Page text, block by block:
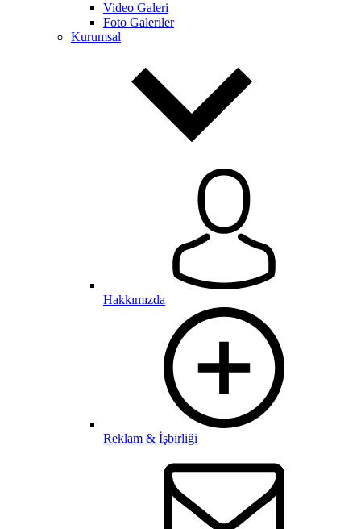
Video Galeri
Foto Galeriler
Kurumsal
Hakkımızda
Reklam & İşbirliği